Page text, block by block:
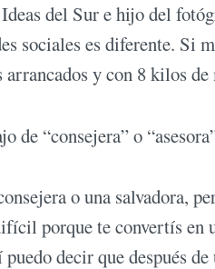
del Sur e hijo del
sociales es diferente. Si
y con 8 kilos
de “consejera” o
o una salvadora,
porque te convertís
decir que después